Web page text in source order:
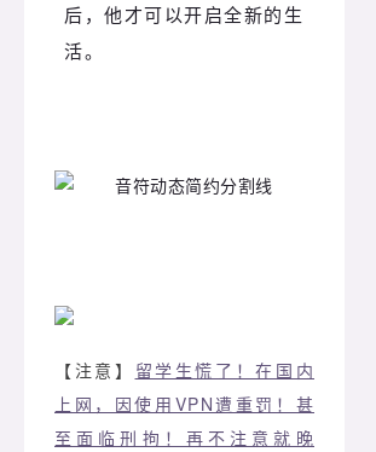
后，他才可以开启全新的生
活。
【注意】 留学生慌了！在国内
上网，因使用VPN遭重罚！甚
至面临刑拘！再不注意就晚